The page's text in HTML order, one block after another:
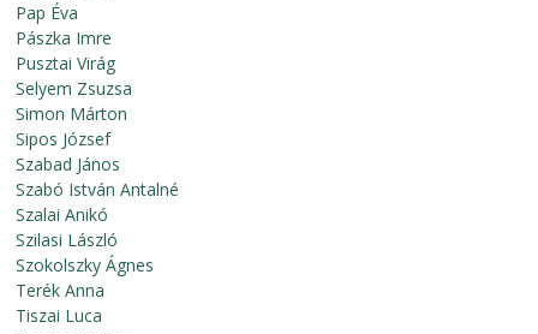
Pap Éva
Pászka Imre
Pusztai Virág
Selyem Zsuzsa
Simon Márton
Sipos József
Szabad János
Szabó István Antalné
Szalai Anikó
Szilasi László
Szokolszky Ágnes
Terék Anna
Tiszai Luca